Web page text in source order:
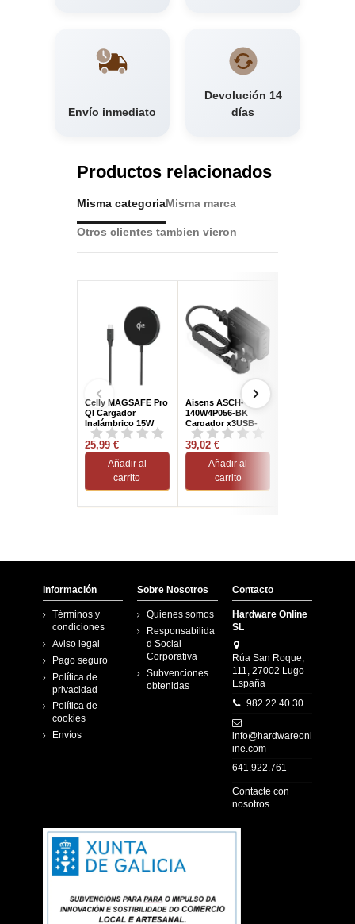
Envío inmediato
Devolución 14
días
Productos relacionados
Misma categoriaMisma marca
Otros clientes tambien vieron
Celly MAGSAFE Pro
QI Cargador
Inalámbrico 15W
Negro
25,99 €
Añadir al
carrito
Aisens ASCH-
140W4P056-BK
Cargador x3USB-
C/USB-A 140W
Carga Rápida Negro
39,02 €
Añadir al
carrito
Información
Términos y
condiciones
Aviso legal
Pago seguro
Política de
privacidad
Política de
cookies
Envíos
Sobre Nosotros
Quienes somos
Responsabilida
d Social
Corporativa
Subvenciones
obtenidas
Contacto
Hardware Online
SL
Rúa San Roque,
111, 27002 Lugo
España
982 22 40 30
info@hardwareonl
ine.com
641.922.761
Contacte con
nosotros